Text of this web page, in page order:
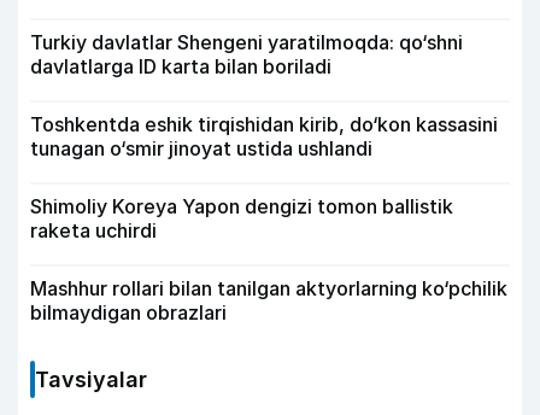
Turkiy davlatlar Shengeni yaratilmoqda: qo‘shni
davlatlarga ID karta bilan boriladi
Toshkentda eshik tirqishidan kirib, do‘kon kassasini
tunagan o‘smir jinoyat ustida ushlandi
Shimoliy Koreya Yapon dengizi tomon ballistik
raketa uchirdi
Mashhur rollari bilan tanilgan aktyorlarning ko‘pchilik
bilmaydigan obrazlari
Tavsiyalar